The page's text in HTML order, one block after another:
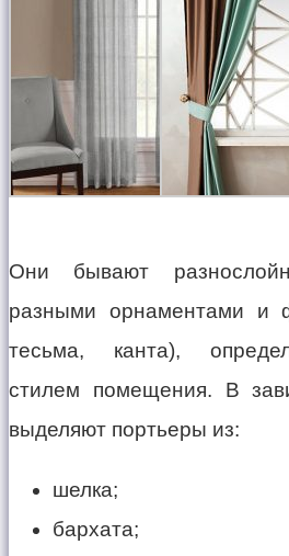
Они бывают
разными орнаментами и
тесьма, канта),
стилем помещения. В
выделяют портьеры из:
шелка;
бархата;